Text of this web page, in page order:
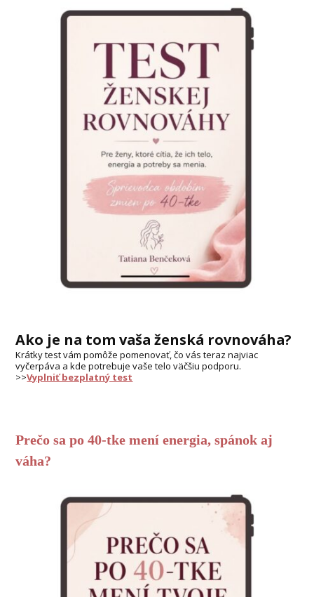
Ako je na tom vaša ženská rovnováha?
Krátky test vám pomôže pomenovať, čo vás teraz najviac
vyčerpáva a kde potrebuje vaše telo väčšiu podporu.
>>Vyplniť bezplatný test
Prečo sa po 40-tke mení energia, spánok aj
váha?